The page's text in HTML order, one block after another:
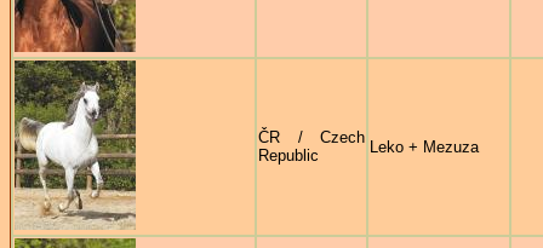
ČR / Czech
Republic
Leko + Mezuza